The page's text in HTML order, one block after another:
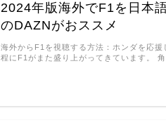
2024年版海外でF1を日本
のDAZNがおススメ
海外からF1を視聴する方法：ホンダを応
程にF1がまた盛り上がってきています。